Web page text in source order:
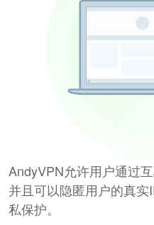
AndyVPN允许用户通过
并且可以隐匿用户的真
私保护。